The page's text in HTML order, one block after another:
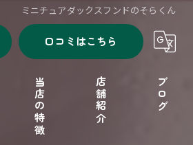
ミニチュアダックスフンドのそらくん
口コミはこちら
当店の特徴 店舗紹介 ブログ